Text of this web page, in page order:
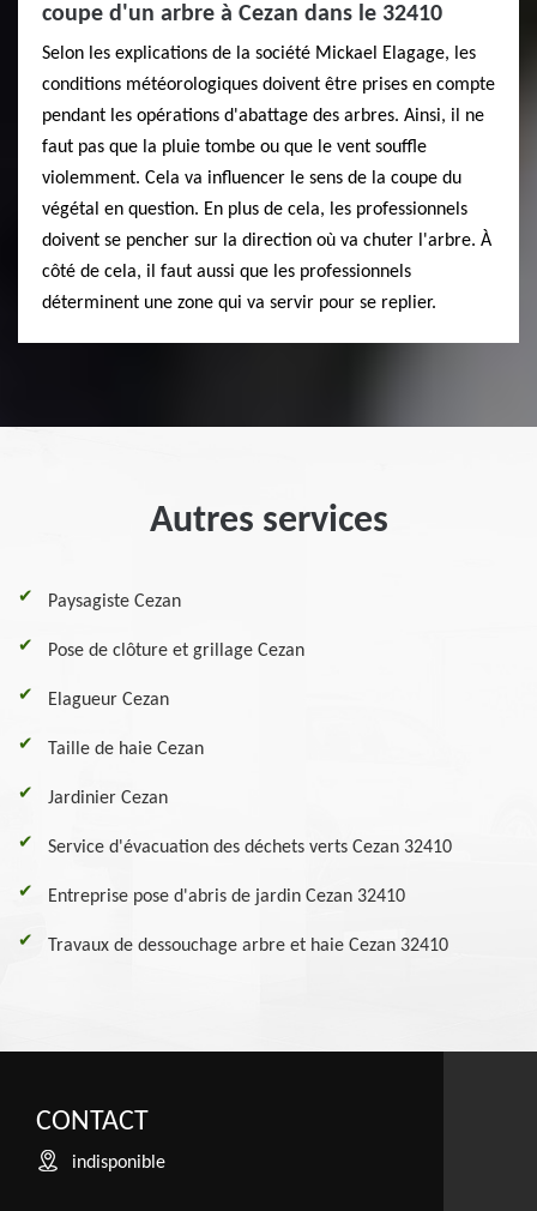
coupe d'un arbre à Cezan dans le 32410
Selon les explications de la société Mickael Elagage, les
conditions météorologiques doivent être prises en compte
pendant les opérations d'abattage des arbres. Ainsi, il ne
faut pas que la pluie tombe ou que le vent souffle
violemment. Cela va influencer le sens de la coupe du
végétal en question. En plus de cela, les professionnels
doivent se pencher sur la direction où va chuter l'arbre. À
côté de cela, il faut aussi que les professionnels
déterminent une zone qui va servir pour se replier.
Autres services
Paysagiste Cezan
Pose de clôture et grillage Cezan
Elagueur Cezan
Taille de haie Cezan
Jardinier Cezan
Service d'évacuation des déchets verts Cezan 32410
Entreprise pose d'abris de jardin Cezan 32410
Travaux de dessouchage arbre et haie Cezan 32410
CONTACT
indisponible